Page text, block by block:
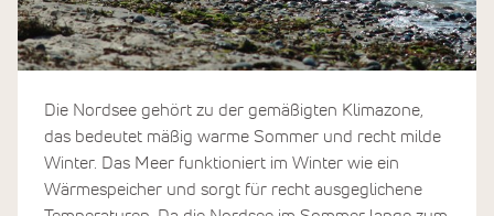
Die Nordsee gehört zu der gemäßigten Klimazone,
das bedeutet mäßig warme Sommer und recht milde
Winter. Das Meer funktioniert im Winter wie ein
Wärmespeicher und sorgt für recht ausgeglichene